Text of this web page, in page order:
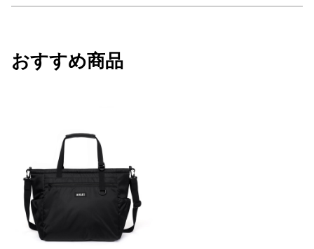
タンブル乾燥禁止。
ドライクリーニング処理ができない。
ウェットクリーニング処理はできない。
おすすめ商品